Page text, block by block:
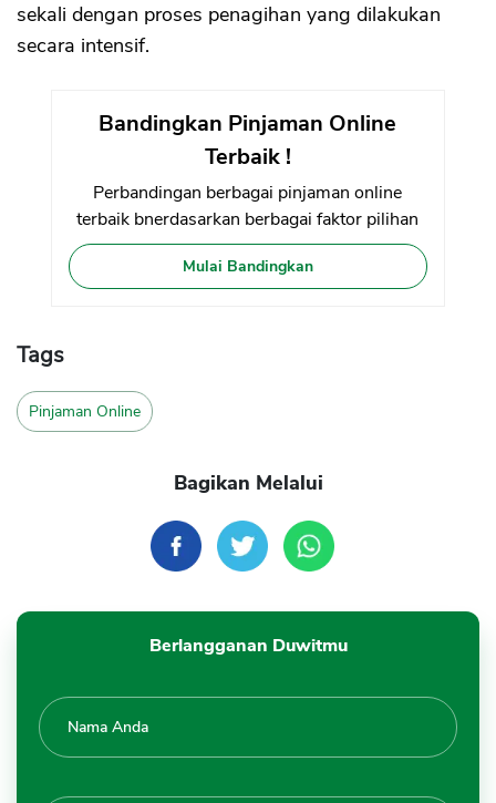
sekali dengan proses penagihan yang dilakukan
secara intensif.
Bandingkan Pinjaman Online
Terbaik !
Perbandingan berbagai pinjaman online
terbaik bnerdasarkan berbagai faktor pilihan
Mulai Bandingkan
Tags
Pinjaman Online
Bagikan Melalui
Berlangganan Duwitmu